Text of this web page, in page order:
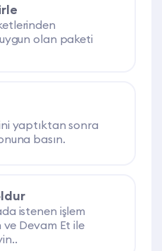
olan paketi
yaptıktan sonra
basın.
istenen işlem
ve Devam Et ile